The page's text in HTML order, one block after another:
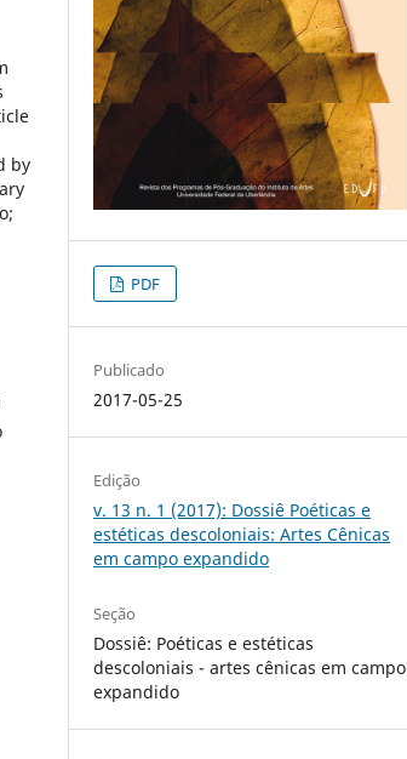
by
PDF
Publicado
2017-05-25
Edição
v. 13 n. 1 (2017): Dossiê Poéticas e
estéticas descoloniais: Artes Cênicas
em campo expandido
Seção
Dossiê: Poéticas e estéticas
descoloniais - artes cênicas em campo
expandido